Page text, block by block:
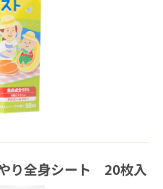
り全身シート 20枚入